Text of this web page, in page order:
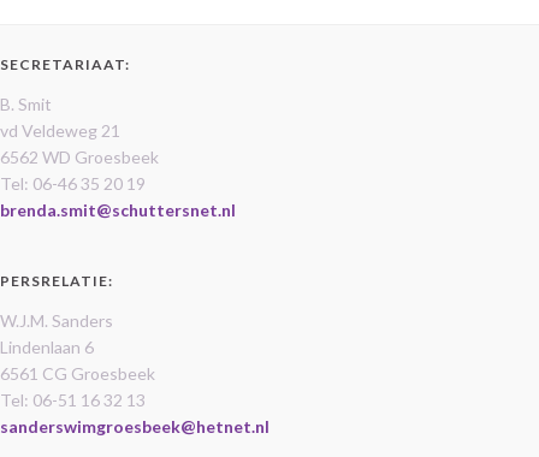
SECRETARIAAT:
B. Smit
vd Veldeweg 21
6562 WD Groesbeek
Tel: 06-46 35 20 19
brenda.smit@schuttersnet.nl
PERSRELATIE:
W.J.M. Sanders
Lindenlaan 6
6561 CG Groesbeek
Tel: 06-51 16 32 13
sanderswimgroesbeek@hetnet.nl